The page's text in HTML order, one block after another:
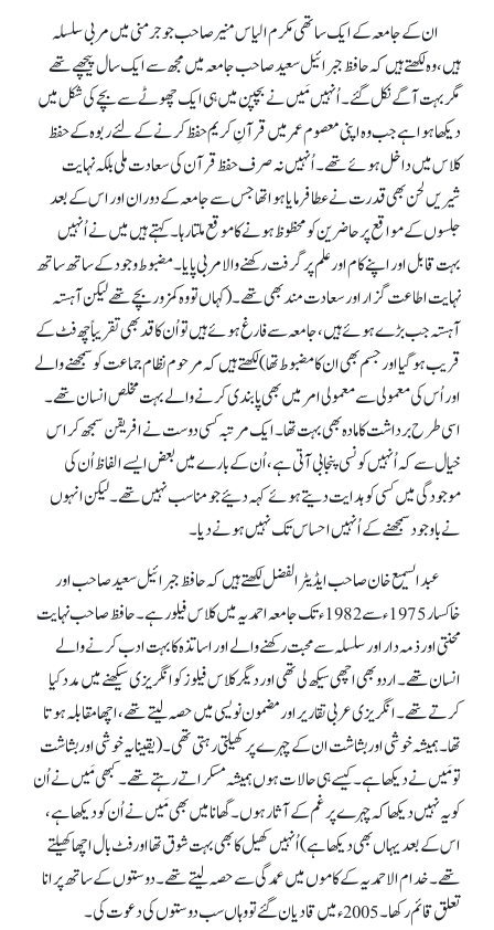
ان کے جامعہ کے ایک ساتھی مکرم الیاس منیر صاحب جو جرمنی میں مربی سلسلہ
ہیں، وہ لکھتے ہیں کہ حافظ جبرائیل سعید صاحب جامعہ میں مجھ سے ایک سال پیچھے تھے
مگر بہت آگے نکل گئے۔ اُنہیں مَیں نے بچپن میں ہی ایک چھوٹے سے بچے کی شکل میں
دیکھا ہوا ہے جب وہ اپنی معصوم عمر میں قرآنِ کریم حفظ کرنے کے لئے ربوہ کے حفظ
کلاس میں داخل ہوئے تھے۔ اُنہیں نہ صرف حفظ قرآن کی سعادت ملی بلکہ نہایت
شیریں لحن بھی قدرت نے عطا فرمایا ہوا تھا جس سے جامعہ کے دوران اور اس کے بعد
جلسوں کے مواقع پر حاضرین کو محظوظ ہونے کا موقع ملتا رہا۔ کہتے ہیں میں نے اُنہیں
بہت قابل اور اپنے کام اور علم پر گرفت رکھنے والا مربی پایا۔ مضبوط وجود کے ساتھ ساتھ
نہایت اطاعت گزار اور سعادت مند بھی تھے۔ (کہاں تو وہ کمزور بچے تھے لیکن آہستہ
آہستہ جب بڑے ہوئے ہیں، جامعہ سے فارغ ہوئے ہیں تو اُن کا قد بھی تقریباً چھ فٹ کے
قریب ہو گیا اور جسم بھی ان کا مضبوط تھا) لکھتے ہیں کہ مرحوم نظام جماعت کو سمجھنے والے
اور اُس کی معمولی سے معمولی امر میں بھی پابندی کرنے والے بہت مخلص انسان تھے۔
اسی طرح برداشت کا مادہ بھی بہت تھا۔ ایک مرتبہ کسی دوست نے افریقن سمجھ کر اس
خیال سے کہ اُنہیں کونسی پنجابی آتی ہے، اُن کے بارے میں بعض ایسے الفاظ اُن کی
موجودگی میں کسی کو ہدایت دیتے ہوئے کہہ دئیے جو مناسب نہیں تھے۔ لیکن انہوں
نے باوجود سمجھنے کے اُنہیں احساس تک نہیں ہونے دیا۔
عبدالسمیع خان صاحب ایڈیٹر الفضل لکھتے ہیں کہ حافظ جبرائیل سعید صاحب اور
خاکسار 1975ء سے 1982ء تک جامعہ احمدیہ میں کلاس فیلو رہے۔ حافظ صاحب نہایت
محنتی اور ذمہ دار اور سلسلہ سے محبت رکھنے والے اور اساتذہ کا بہت ادب کرنے والے
انسان تھے۔ اردو بھی اچھی سیکھ لی تھی اور دیگر کلاس فیلوز کو انگریزی سیکھنے میں مدد کیا
کرتے تھے۔ انگریزی عربی تقاریر اور مضمون نویسی میں حصہ لیتے تھے، اچھا مقابلہ ہوتا
تھا۔ ہمیشہ خوشی اور بشاشت ان کے چہرے پر کھیلتی رہتی تھی۔ (یقینا یہ خوشی اور بشاشت
تو مَیں نے دیکھا ہے۔ کیسے ہی حالات ہوں ہمیشہ مسکراتے رہتے تھے۔ کبھی مَیں نے اُن
کو یہ نہیں دیکھا کہ چہرے پر غم کے آثار ہوں۔ گھانا میں بھی مَیں نے اُن کودیکھا ہے،
اس کے بعد یہاں بھی دیکھا ہے) اُنہیں کھیل کا بھی بہت شوق تھا اور فٹ بال اچھا کھیلتے
تھے۔ خدام الاحمدیہ کے کاموں میں عمدگی سے حصہ لیتے تھے۔ دوستوں کے ساتھ پرانا
تعلق قائم رکھا۔ 2005ء میں قادیان گئے تو وہاں سب دوستوں کی دعوت کی۔